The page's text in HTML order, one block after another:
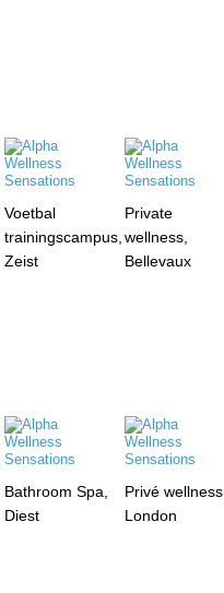
Voetbal
trainingscampus,
Zeist
Private
wellness,
Bellevaux
Bathroom Spa,
Diest
Privé wellness,
London